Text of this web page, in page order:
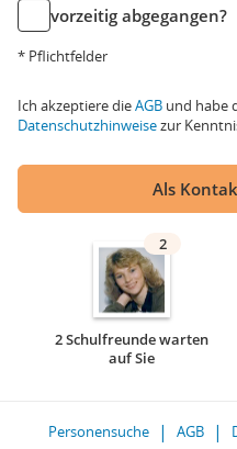
vorzeitig abgegangen?
* Pflichtfelder
Ich akzeptiere dieAGB und habe
Datenschutzhinweisezur
Als
2
2 Schulfreunde warten
auf Sie
Personensuche AGB